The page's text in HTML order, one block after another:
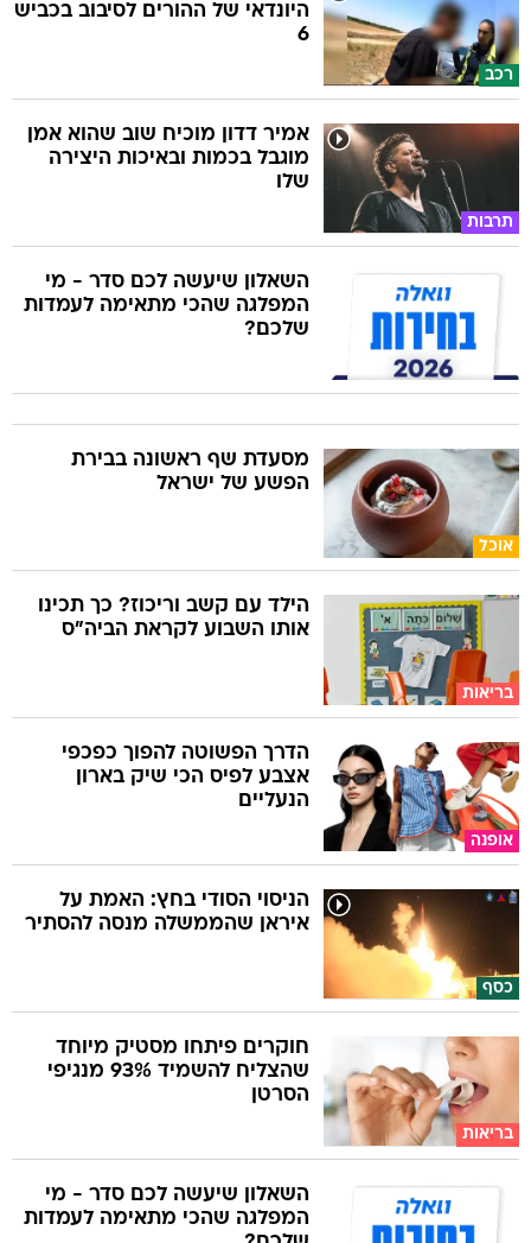
רכב
היונדאי של ההורים לסיבוב בכביש
6
תרבות
אמיר דדון מוכיח שוב שהוא אמן
מוגבל בכמות ובאיכות היצירה
שלו
השאלון שיעשה לכם סדר - מי
המפלגה שהכי מתאימה לעמדות
שלכם?
אוכל
מסעדת שף ראשונה בבירת
הפשע של ישראל
בריאות
הילד עם קשב וריכוז? כך תכינו
אותו השבוע לקראת הביה"ס
אופנה
הדרך הפשוטה להפוך כפכפי
אצבע לפיס הכי שיק בארון
הנעליים
כסף
הניסוי הסודי בחץ: האמת על
איראן שהממשלה מנסה להסתיר
בריאות
חוקרים פיתחו מסטיק מיוחד
שהצליח להשמיד 93% מנגיפי
הסרטן
השאלון שיעשה לכם סדר - מי
המפלגה שהכי מתאימה לעמדות